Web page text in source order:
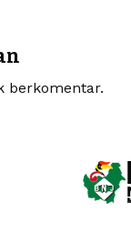
berkomentar.